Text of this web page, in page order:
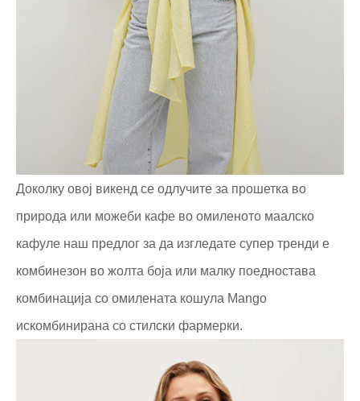
Доколку овој викенд се одлучите за прошетка во
природа или можеби кафе во омиленото маалско
кафуле наш предлог за да изгледате супер тренди е
комбинезон во жолта боја или малку поедностава
комбинација со омилената кошула Mango
искомбинирана со стилски фармерки.